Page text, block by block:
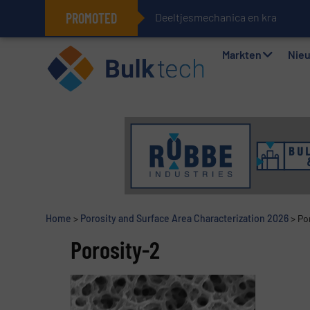
PROMOTED Deeltjesmechanica en
Geïntegreerde doserings- en
Markten
Home > Porosity and Surface Area Characterization 2026 >
Porosity-2